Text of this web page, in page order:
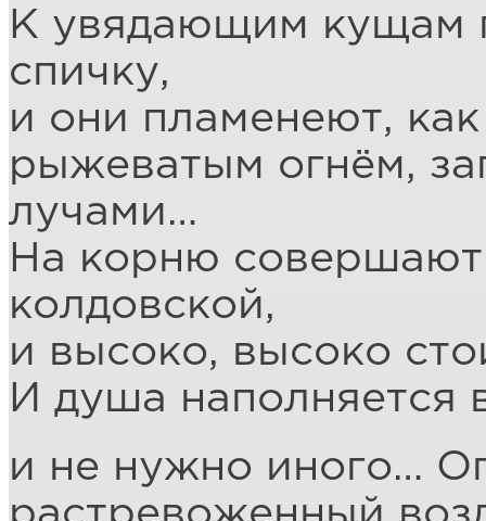
К увядающим кущам
спичку,
и они пламенеют,
рыжеватым огнём,
лучами…
На корню
колдовской,
и высоко, высоко
И душа наполняется
и не нужно иного…